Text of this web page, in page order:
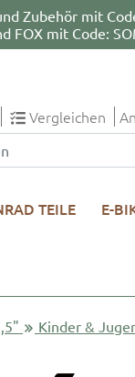
Zubehör mit
FOX mit Code:
Vergleichen
TEILE E-
Kinder &